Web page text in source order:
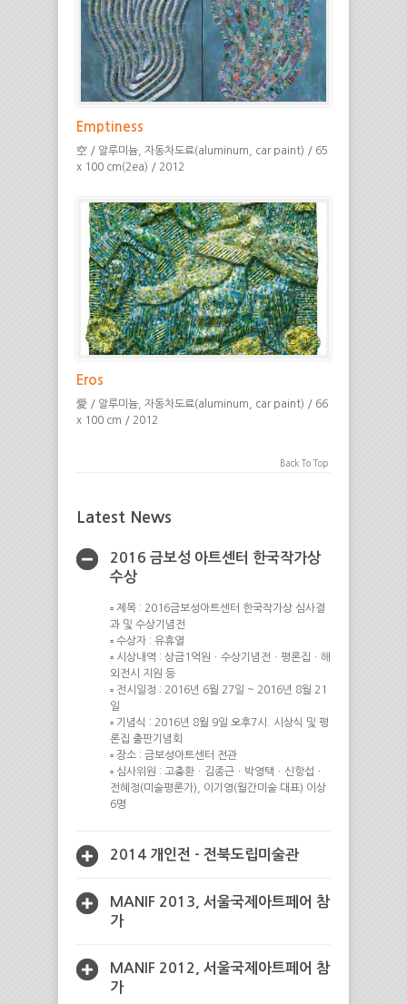
Emptiness
空 / 알루미늄, 자동차도료(aluminum, car paint) / 65
x 100 cm(2ea) / 2012
Eros
愛 / 알루미늄, 자동차도료(aluminum, car paint) / 66
x 100 cm / 2012
Back To Top
Latest News
2016 금보성 아트센터 한국작가상
수상
▫ 제목 : 2016금보성아트센터 한국작가상 심사결
과 및 수상기념전
▫ 수상자 : 유휴열
▫ 시상내역 : 상금1억원ㆍ수상기념전ㆍ평론집ㆍ해
외전시 지원 등
▫ 전시일정 : 2016년 6월 27일 ~ 2016년 8월 21
일
▫ 기념식 : 2016년 8월 9일 오후7시. 시상식 및 평
론집 출판기념회
▫ 장소 : 금보성아트센터 전관
▫ 심사위원 : 고충환ㆍ김종근ㆍ박영택ㆍ신항섭ㆍ
전혜정(미술평론가), 이기영(월간미술 대표) 이상
6명
2014 개인전 - 전북도립미술관
MANIF 2013, 서울국제아트페어 참
가
MANIF 2012, 서울국제아트페어 참
가